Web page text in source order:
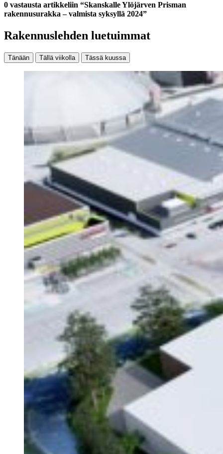
0 vastausta artikkeliin “Skanskalle Ylöjärven Prisman
rakennusurakka – valmista syksyllä 2024”
Rakennuslehden luetuimmat
Tänään Tällä viikolla Tässä kuussa